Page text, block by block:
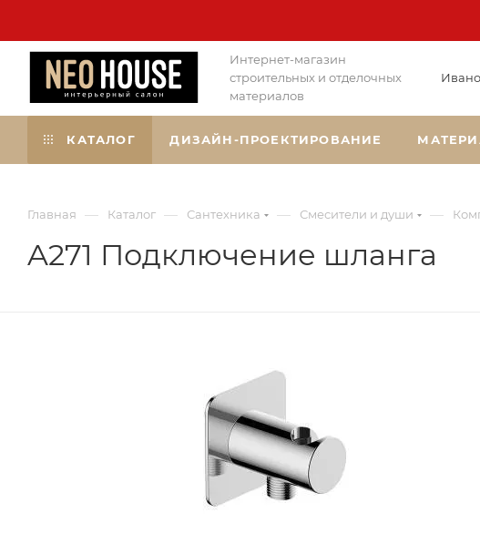
Интернет-магазин
строительных и отделочных
материалов
КАТАЛОГ ДИЗАЙН-ПРОЕКТИРОВАНИЕ
Главная — Каталог — Сантехника — Смесители и души —
A271 Подключение шланга